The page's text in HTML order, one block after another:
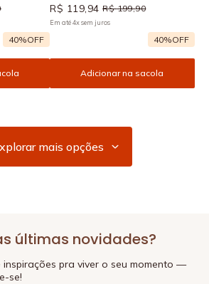
40%OFF
R$ 119 94 R$ 199,90
Em até4xsem juros
40%OFF
Adicionar na sacola
últimas novidades?
pra viver o seu momento —
se!